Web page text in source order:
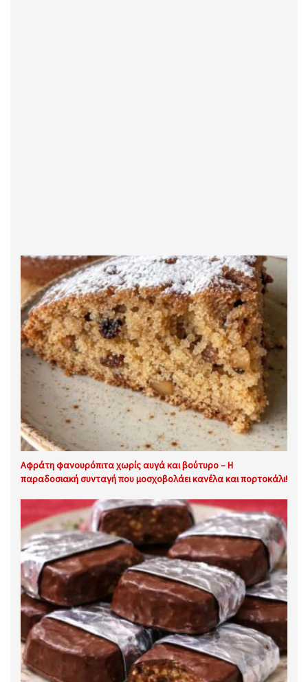
Αφράτη φανουρόπιτα χωρίς αυγά και βούτυρο – Η
παραδοσιακή συνταγή που μοσχοβολάει κανέλα και πορτοκάλι!